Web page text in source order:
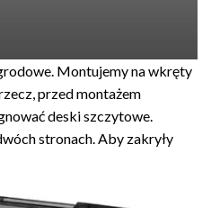
Montujemy na wkręty
przed montażem
deski szczytowe.
stronach. Aby zakryły